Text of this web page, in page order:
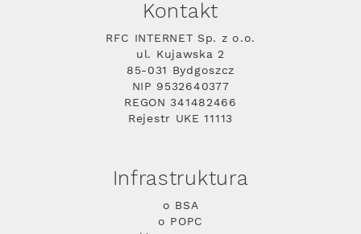
Kontakt
RFC INTERNET Sp. z o.o.
ul. Kujawska 2
85-031 Bydgoszcz
NIP 9532640377
REGON 341482466
Rejestr UKE 11113
Infrastruktura
o BSA
o POPC